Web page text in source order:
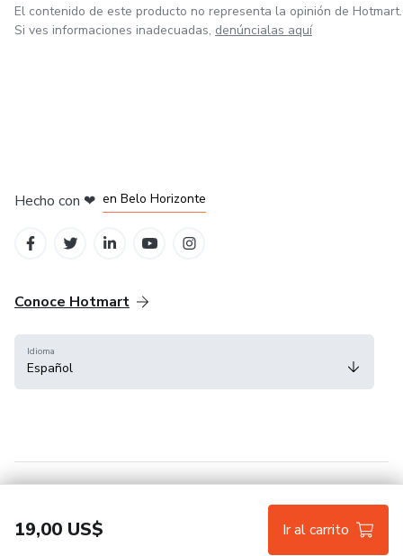
19,00 US$ Ir al carrito
El contenido de este producto no representa la opinión de Hotmart.
Si ves informaciones inadecuadas, denúncialas aquí
Hecho con ❤ en Belo Horizonte
Conoce Hotmart
Idioma
Español